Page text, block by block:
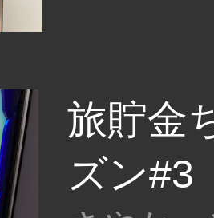
旅貯金
ズン#3